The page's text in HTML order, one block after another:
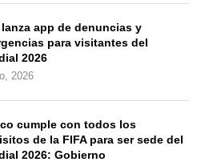
lanza app de denuncias y
para visitantes del
2026
2026
cumple con todos los
de la FIFA para ser sede del
2026: Gobierno